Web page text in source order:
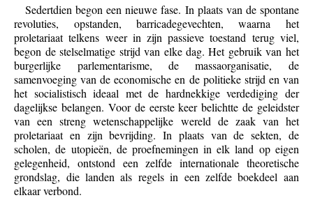
Sedertdien begon een nieuwe fase. In plaats van de spontane
revoluties, opstanden, barricadegevechten, waarna het
proletariaat telkens weer in zijn passieve toestand terug viel,
begon de stelselmatige strijd van elke dag. Het gebruik van het
burgerlijke parlementarisme, de massaorganisatie, de
samenvoeging van de economische en de politieke strijd en van
het socialistisch ideaal met de hardnekkige verdediging der
dagelijkse belangen. Voor de eerste keer belichtte de geleidster
van een streng wetenschappelijke wereld de zaak van het
proletariaat en zijn bevrijding. In plaats van de sekten, de
scholen, de utopieën, de proefnemingen in elk land op eigen
gelegenheid, ontstond een zelfde internationale theoretische
grondslag, die landen als regels in een zelfde boekdeel aan
elkaar verbond.